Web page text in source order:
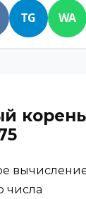
TG WA
числа